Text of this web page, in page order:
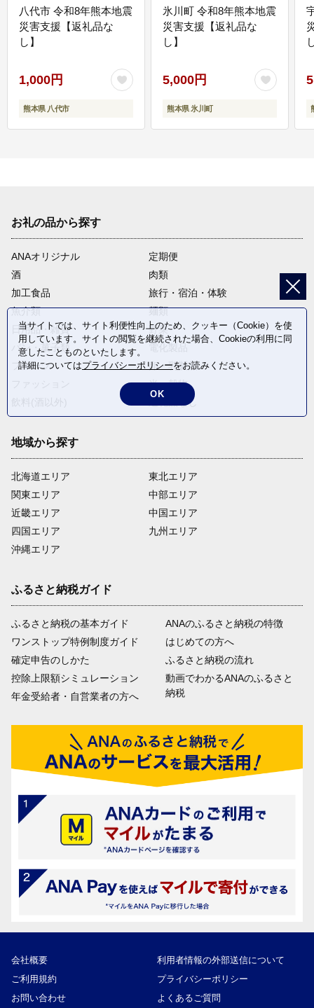
八代市 令和8年熊本地震
災害支援【返礼品な
し】
1,000円
熊本県 八代市
氷川町 令和8年熊本地震
災害支援【返礼品な
し】
5,000円
熊本県 氷川町
お礼の品から探す
ANAオリジナル
定期便
酒
肉類
加工食品
旅行・宿泊・体験
魚介類
麺類
日用品・雑貨
野菜
パン・菓子類
フルーツ
卵・乳製品
米・穀物
返礼品なし
地域から探す
北海道エリア
関東エリア
近畿エリア
四国エリア
沖縄エリア
東北エリア
中部エリア
中国エリア
九州エリア
ふるさと納税ガイド
ふるさと納税の基本ガイド
ワンストップ特例制度ガイド
確定申告のしかた
控除上限額シミュレーション
年金受給者・自営業者の方へ
ANAのふるさと納税の特徴
はじめての方へ
ふるさと納税の流れ
動画でわかるANAのふるさと
納税
会社概要
利用者情報の外部送信について
ご利用規約
プライバシーポリシー
お問い合わせ
よくあるご質問
当サイトでは、サイト利便性向上のため、クッキー（Cookie）を使
用しています。サイトの閲覧を継続された場合、Cookieの利用に同
意したことものといたします。
詳細についてはプライバシーポリシーをお読みください。
OK